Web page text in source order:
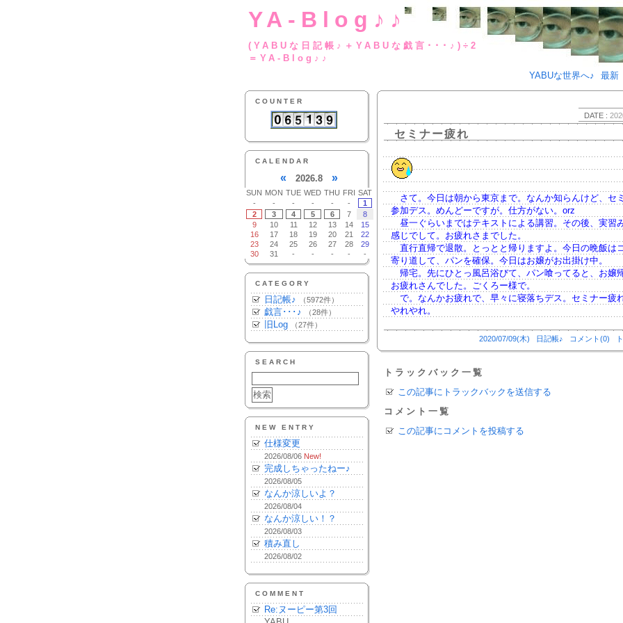
YA-Blog♪♪
(YABUな日記帳♪＋YABUな戯言･･
＝YA-Blog♪♪
YABUな世界へ♪
最新
COUNTER
CALENDAR
« 2026.8 »
SUN MON TUE WED THU FRI SAT
-
- - - - -
1
2
3 4 5 6 7
8
9
10 11 12 13 14
15
16
17 18 19 20 21
22
23
24 25 26 27 28
29
30
31 - - - - -
CATEGORY
日記帳♪ （5972件）
戯言･･･♪ （28件）
旧Log （27件）
SEARCH
NEW ENTRY
仕様変更
2026/08/06 New!
完成しちゃったねー♪
2026/08/05
なんか涼しいよ？
2026/08/04
なんか涼しい！？
2026/08/03
積み直し
2026/08/02
COMMENT
Re:ヌーピー第3回
DATE :
セミナー疲れ
さて。今日は朝から東京まで。なんか知らんけど、セ
参加デス。めんどーですが。仕方がない。orz
昼一ぐらいまではテキストによる講習。その後、実習
感じでして。お疲れさまでした。
直行直帰で退散。とっとと帰りますよ。今日の晩飯は
寄り道して、パンを確保。今日はお嬢がお出掛け中。
帰宅。先にひとっ風呂浴びて、パン喰ってると、お嬢帰
お疲れさんでした。ごくろー様で。
で。なんかお疲れで、早々に寝落ちデス。セミナー疲れ
やれやれ。
2020/07/09(木) 日記帳♪ コメント(0)
トラックバック一覧
この記事にトラックバックを送信する
コメント一覧
この記事にコメントを投稿する